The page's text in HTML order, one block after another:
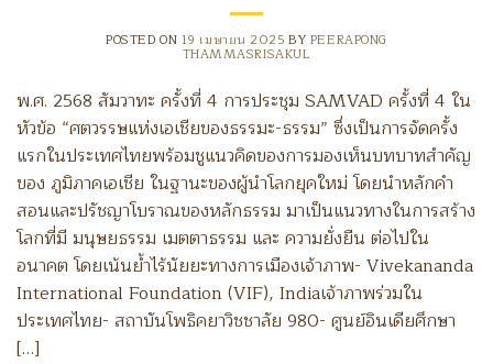
POSTED ON 19 เมษายน 2025 BY PEERAPONG
THAMMASRISAKUL
พ.ศ. 2568 สัมวาทะ ครั้งที่ 4 การประชุม SAMVAD ครั้งที่ 4 ใน
หัวข้อ “ศตวรรษแห่งเอเชียของธรรมะ-ธรรม” ซึ่งเป็นการจัดครั้ง
แรกในประเทศไทยพร้อมชูแนวคิดของการมองเห็นบทบาทสำคัญ
ของ ภูมิภาคเอเชีย ในฐานะของผู้นำโลกยุคใหม่ โดยนำหลักคำ
สอนและปรัชญาโบราณของหลักธรรม มาเป็นแนวทางในการสร้าง
โลกที่มี มนุษยธรรม เมตตาธรรม และ ความยั่งยืน ต่อไปใน
อนาคต โดยเน้นย้ำไร้นัยยะทางการเมืองเจ้าภาพ- Vivekananda
International Foundation (VIF), Indiaเจ้าภาพร่วมใน
ประเทศไทย- สถาบันโพธิคยาวิชชาลัย 980- ศูนย์อินเดียศึกษา
[…]